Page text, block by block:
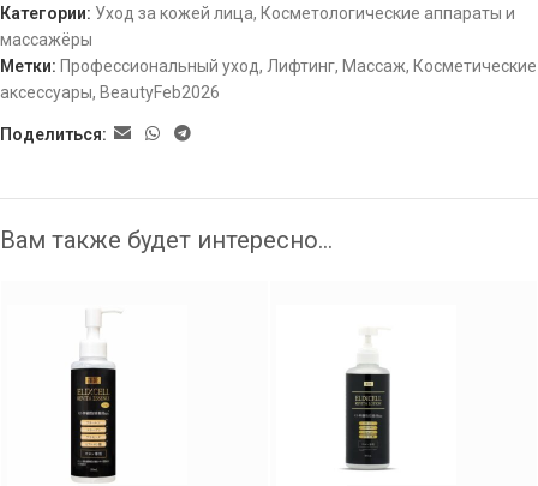
Категории: Уход за кожей лица, Косметологические аппараты и
массажёры
Метки: Профессиональный уход, Лифтинг, Массаж, Косметические
аксессуары, BeautyFeb2026
Поделиться:
Вам также будет интересно…